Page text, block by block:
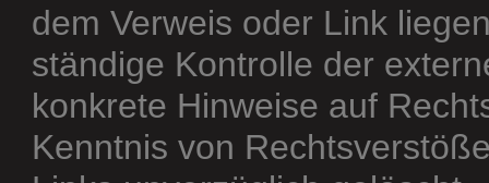
dem Verweis oder Link
ständige Kontrolle der
konkrete Hinweise auf
Kenntnis von